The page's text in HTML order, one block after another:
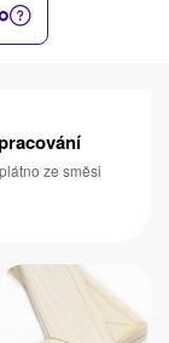
ze směsi